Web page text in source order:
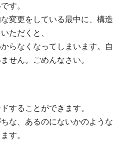
す。
変更をしている最中に、構造
ただくと、
らなくなってしまいます。自
せん。ごめんなさい。
することができます。
な、あるのにないかのような
す。